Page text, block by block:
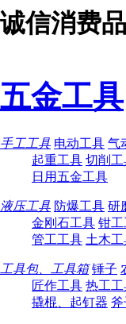
诚信消费
五金工具
手工工具 电动工具 气
起重工具 切削工
日用五金工具
液压工具 防爆工具 研
金刚石工具 钳
管工工具 土木
工具包、工具箱 锤子
匠作工具 热工工
撬棍、起钉器 斧